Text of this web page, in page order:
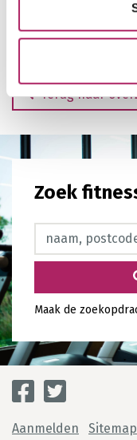
Terug naar
Zoek
Maak de
Aanmelden Sitemap